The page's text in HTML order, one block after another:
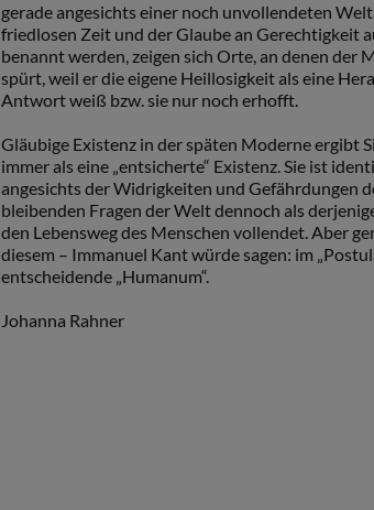
gerade angesichts einer noch unvollendeten
friedlosen Zeit und der Glaube an Gerechtigkeit
benannt werden, zeigen sich Orte, an denen der
spürt, weil er die eigene Heillosigkeit als eine
Antwort weiß bzw. sie nur noch erhofft.
Gläubige Existenz in der späten Moderne ergibt
immer als eine „entsicherte“ Existenz. Sie ist
angesichts der Widrigkeiten und Gefährdungen
bleibenden Fragen der Welt dennoch als
den Lebensweg des Menschen vollendet. Aber
diesem – Immanuel Kant würde sagen: im
entscheidende „Humanum“.
Johanna Rahner